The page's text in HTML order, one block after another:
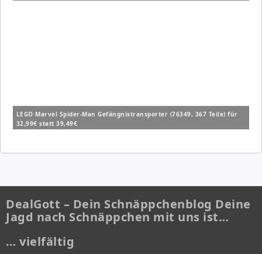
LEGO Marvel Spider-Man Gefängnistransporter (76349, 367 Teile) für
32,99€ statt 39,49€
DealGott – Dein Schnäppchenblog Deine
Jagd nach Schnäppchen mit uns ist…
… vielfältig